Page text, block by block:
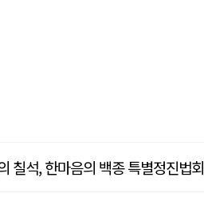
칠석, 한마음의 백종 특별정진법회